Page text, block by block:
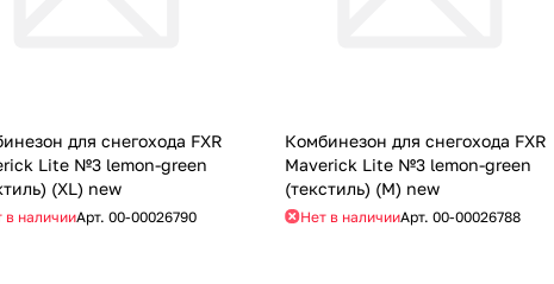
для снегохода FXR
Lite №3 lemon-green
(XL) new
в наличииАрт.00-00026790
Комбинезон для снегохода FXR
Maverick Lite №3 lemon-green
(текстиль) (M) new
Нет в наличииАрт. 00-00026788